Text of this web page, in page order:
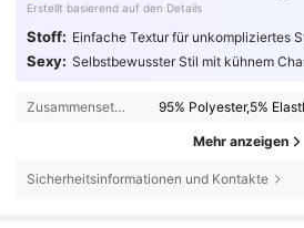
Erstellt basierend auf den Details
Stoff: Einfache Textur für unkompliziertes
Sexy: Selbstbewusster Stil mit kühnem
Zusammensetzung: 95% Polyester,5%
Mehr anzeigen
Sicherheitsinformationen und Kontakte